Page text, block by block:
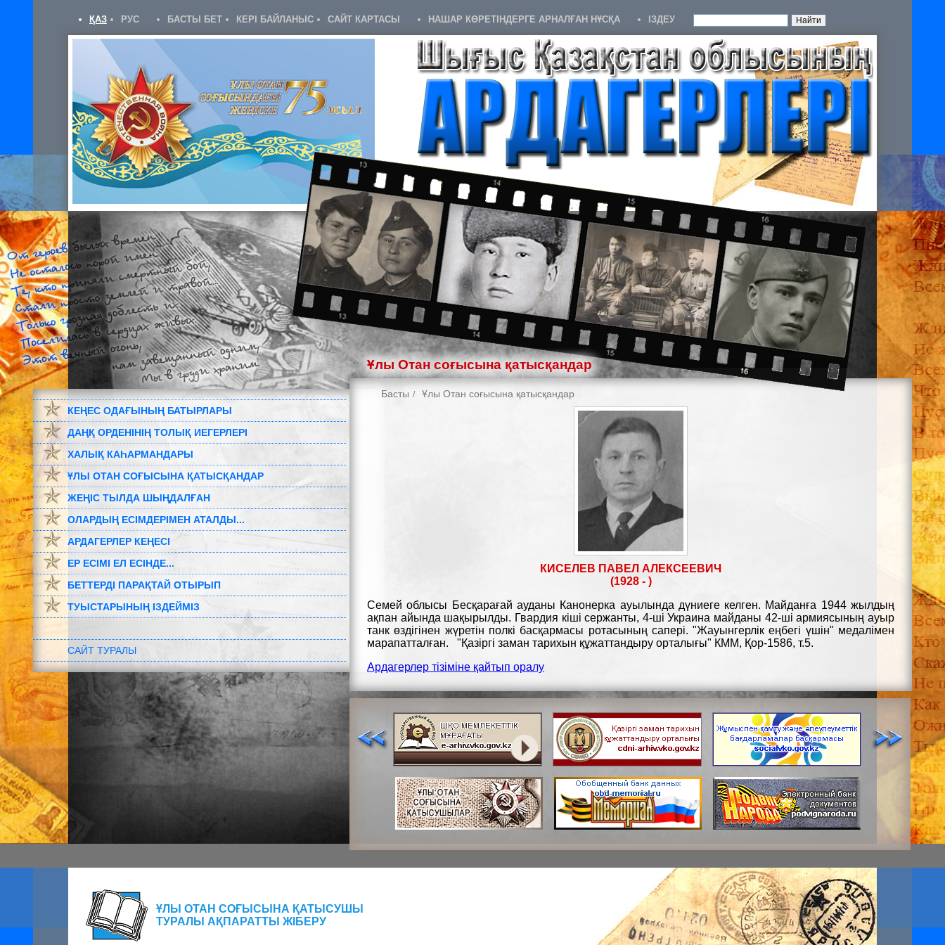
ҚАЗ РУС БАСТЫ БЕТ КЕРІ БАЙЛАНЫС САЙТ КАРТАСЫ НАШАР КӨРЕТІНДЕРГЕ АРНАЛҒАН НҰСҚА IЗДЕУ
Ұлы Отан соғысына қатысқандар
КЕҢЕС ОДАҒЫНЫҢ БАТЫРЛАРЫ
ДАҢҚ ОРДЕНІНІҢ ТОЛЫҚ ИЕГЕРЛЕРІ
ХАЛЫҚ КАҺАРМАНДАРЫ
ҰЛЫ ОТАН СОҒЫСЫНА ҚАТЫСҚАНДАР
ЖЕҢІС ТЫЛДА ШЫҢДАЛҒАН
ОЛАРДЫҢ ЕСІМДЕРІМЕН АТАЛДЫ...
АРДАГЕРЛЕР КЕҢЕСІ
ЕР ЕСІМІ ЕЛ ЕСІНДЕ...
БЕТТЕРДІ ПАРАҚТАЙ ОТЫРЫП
ТУЫСТАРЫНЫҢ ІЗДЕЙМІЗ
САЙТ ТУРАЛЫ
Басты Ұлы Отан соғысына қатысқандар
КИСЕЛЕВ ПАВЕЛ АЛЕКСЕЕВИЧ
(1928 - )
Семей облысы Бесқарағай ауданы Канонерка ауылында дүниеге келген. Майданға 1944 жылдың
ақпан айында шақырылды. Гвардия кіші сержанты, 4-ші Украина майданы 42-ші армиясының ауыр
танк өздігінен жүретін полкі басқармасы ротасының сапері. "Жауынгерлік еңбегі үшін" медалімен
марапатталған. "Қазіргі заман тарихын құжаттандыру орталығы" КММ, Қор-1586, т.5.
Ардагерлер тізіміне қайтып оралу
ҰЛЫ ОТАН СОҒЫСЫНА ҚАТЫСУШЫ
ТУРАЛЫ АҚПАРАТТЫ ЖІБЕРУ